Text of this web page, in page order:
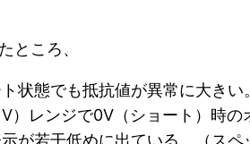
ところ、
状態でも抵抗値が異常に大きい。
）レンジで0V（ショート）時の